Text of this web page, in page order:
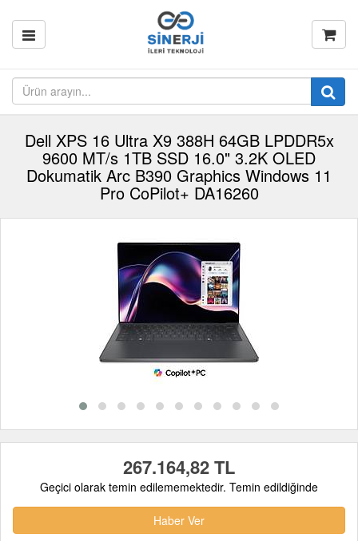
Dell XPS 16 Ultra X9 388H 64GB LPDDR5x
9600 MT/s 1TB SSD 16.0" 3.2K OLED
Dokumatik Arc B390 Graphics Windows 11
Pro CoPilot+ DA16260
267.164,82 TL
Geçici olarak temin edilememektedir. Temin edildiğinde
Haber Ver